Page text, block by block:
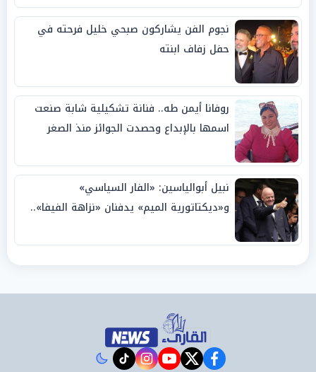
نجوم الفن يشاركون صبحي خليل فرحته في
حفل زفاف ابنته
روفانا أيمن طه.. فنانة تشكيلية شابة صنعت
اسمها بالإبداع وحصدت الجوائز منذ الصغر
نبيل أبوالياسين: «الفار السياسي»
و«ديكتاتورية الميم» يدفنان «نزاهة الفيفا»..
facebook
twitter
youtube
instagram
tiktok